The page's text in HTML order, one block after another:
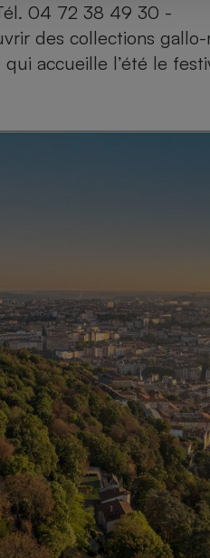
04 72 38 49 30 -
des collections gallo-
accueille l’été le